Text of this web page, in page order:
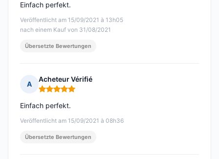
Veröffentlicht am 15/09/2021 à 13h05
nach einem Kauf von 31/08/2021
Einfach perfekt.
Übersetzte Bewertungen
A
Acheteur Vérifié
Hinweis: 5 von 5
Veröffentlicht am 15/09/2021 à 08h36
Einfach perfekt.
Übersetzte Bewertungen